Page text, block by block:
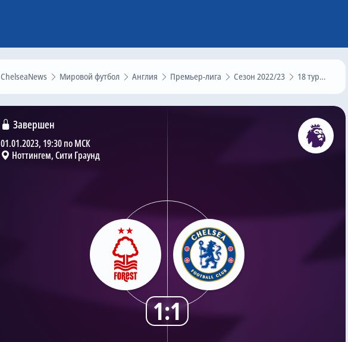
ChelseaNews Мировой футбол Англия Премьер-лига Сезон 2022/23 18 тур
Завершен
01.01.2023, 19:30 по МСК
Ноттингем, Сити Граунд
1:1